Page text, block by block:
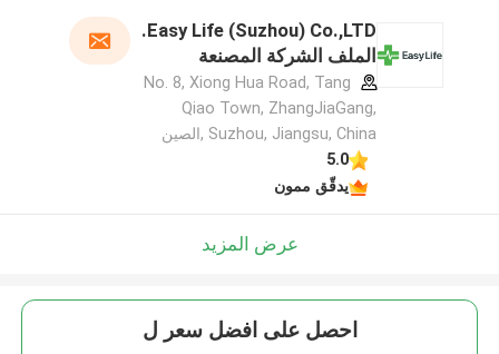
Easy Life (Suzhou) Co.,LTD.
الملف الشركة المصنعة
No. 8, Xiong Hua Road, Tang
Qiao Town, ZhangJiaGang,
Suzhou, Jiangsu, China ,الصين
5.0
يدقّق ممون
عرض المزيد
احصل على افضل سعر ل